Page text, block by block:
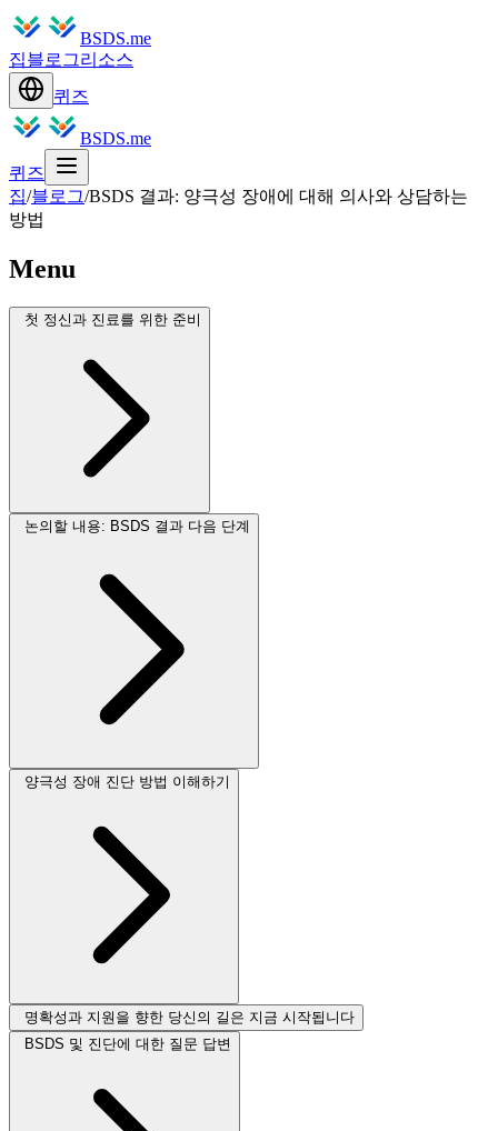
BSDS.me
집블로그리소스
퀴즈
BSDS.me
퀴즈
집/블로그/BSDS 결과: 양극성 장애에 대해 의사와 상담하는
방법
Menu
첫 정신과 진료를 위한 준비
논의할 내용: BSDS 결과 다음 단계
양극성 장애 진단 방법 이해하기
명확성과 지원을 향한 당신의 길은 지금 시작됩니다
BSDS 및 진단에 대한 질문 답변